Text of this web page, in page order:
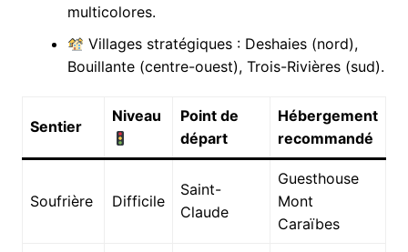
multicolores.
Villages stratégiques : Deshaies (nord),
Bouillante (centre-ouest), Trois-Rivières (sud).
Sentier
Niveau
Point de
départ
Hébergement
recommandé
Soufrière Difficile
Saint-
Claude
Guesthouse
Mont
Caraïbes